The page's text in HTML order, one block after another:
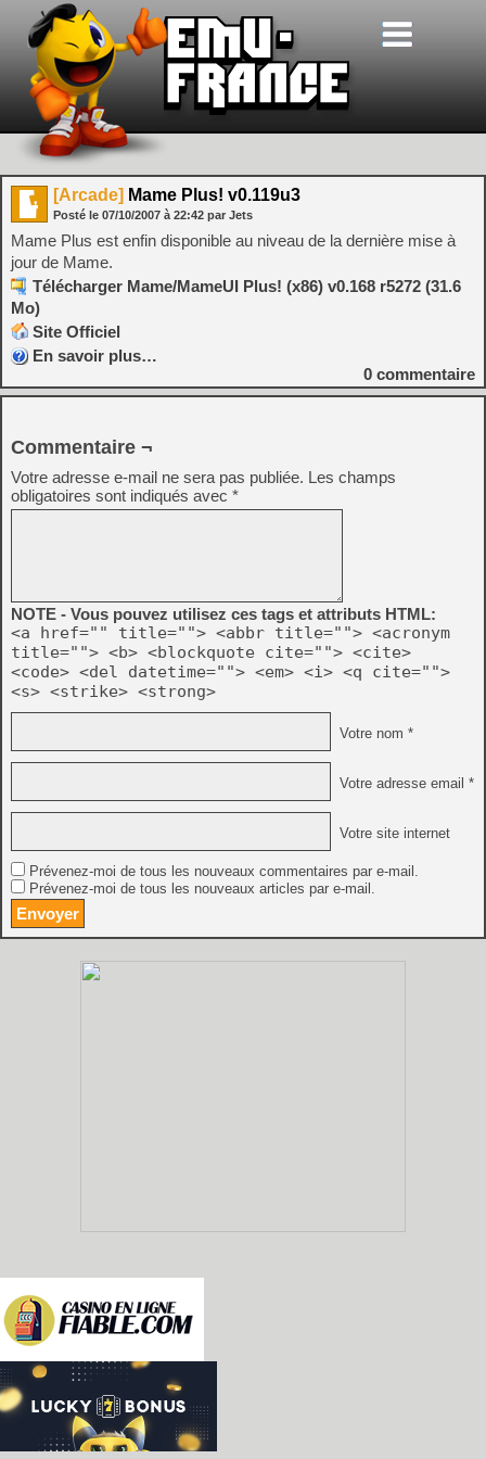
[Arcade] Mame Plus! v0.119u3
Posté le 07/10/2007 à 22:42 par Jets
Mame Plus est enfin disponible au niveau de la dernière mise à
jour de Mame.
Télécharger Mame/MameUI Plus! (x86) v0.168 r5272 (31.6
Mo)
Site Officiel
En savoir plus…
0 commentaire
Commentaire ¬
Votre adresse e-mail ne sera pas publiée. Les champs
obligatoires sont indiqués avec *
NOTE - Vous pouvez utilisez ces tags et attributs HTML:
<a href="" title=""> <abbr title=""> <acronym
title=""> <b> <blockquote cite=""> <cite>
<code> <del datetime=""> <em> <i> <q cite="">
<s> <strike> <strong>
Votre nom *
Votre adresse email *
Votre site internet
Prévenez-moi de tous les nouveaux commentaires par e-mail.
Prévenez-moi de tous les nouveaux articles par e-mail.